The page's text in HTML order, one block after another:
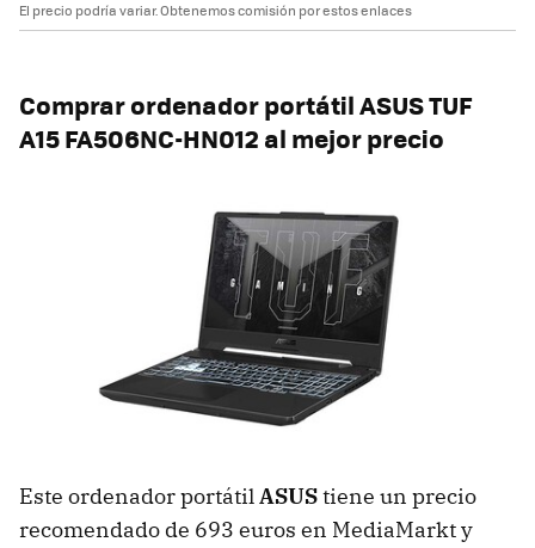
El precio podría variar. Obtenemos comisión por estos enlaces
Comprar ordenador portátil ASUS TUF
A15 FA506NC-HN012 al mejor precio
Este ordenador portátilASUStiene un precio
recomendado de 693 euros en MediaMarkt y